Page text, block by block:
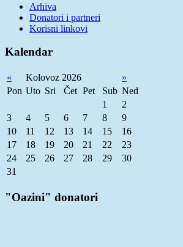
Arhiva
Donatori i partneri
Korisni linkovi
Kalendar
« Kolovoz 2026
»
Pon Uto Sri Čet Pet Sub Ned
1
2
3
4 5 6 7 8
9
10
11 12 13 14 15
16
17
18 19 20 21 22
23
24
25 26 27 28 29
30
31
"Oazini" donatori